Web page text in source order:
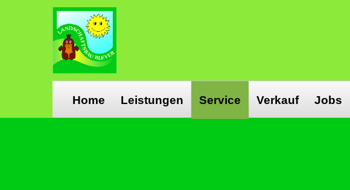
Home Leistungen Service Verkauf Jobs